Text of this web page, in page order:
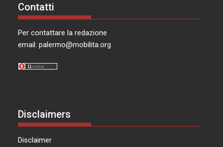
Contatti
Per contattare la redazione
email:palermo@mobilita.org
Disclaimers
Disclaimer